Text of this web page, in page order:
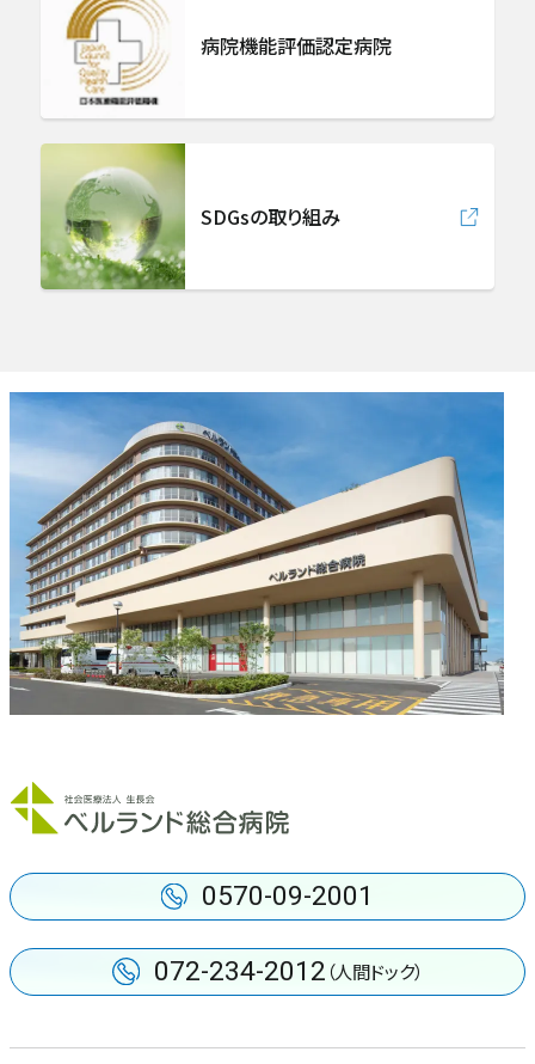
緩和ケア科
麻酔科（ペインクリニック）
放射線診断科
放射線治療科
総合内科
病理診断科
集中治療部
中央検査部
健診センター
病院機能評価認定病院
SDGsの取り組み
0570-09-2001
072-234-2012 （人間ドック）